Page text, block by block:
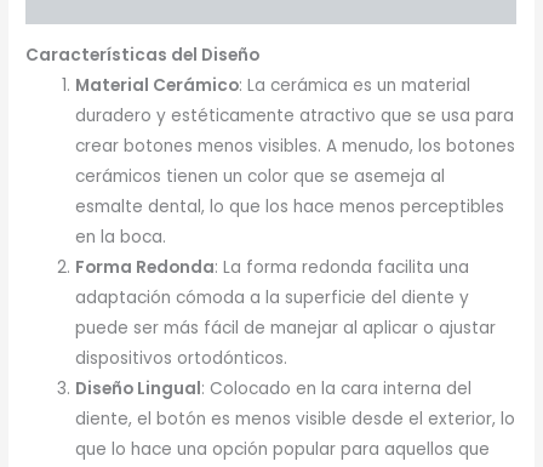
Características del Diseño
Material Cerámico: La cerámica es un material
duradero y estéticamente atractivo que se usa para
crear botones menos visibles. A menudo, los botones
cerámicos tienen un color que se asemeja al
esmalte dental, lo que los hace menos perceptibles
en la boca.
Forma Redonda: La forma redonda facilita una
adaptación cómoda a la superficie del diente y
puede ser más fácil de manejar al aplicar o ajustar
dispositivos ortodónticos.
Diseño Lingual: Colocado en la cara interna del
diente, el botón es menos visible desde el exterior, lo
que lo hace una opción popular para aquellos que